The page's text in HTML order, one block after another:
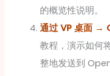
的概览性说明。
通过 VP 桌面 →
教程，演示如何
整地发送到